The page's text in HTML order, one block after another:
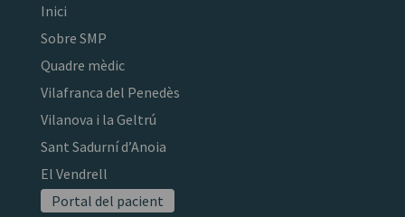
Inici
Sobre SMP
Quadre mèdic
Vilafranca del Penedès
Vilanova i la Geltrú
Sant Sadurní d’Anoia
El Vendrell
Portal del pacient